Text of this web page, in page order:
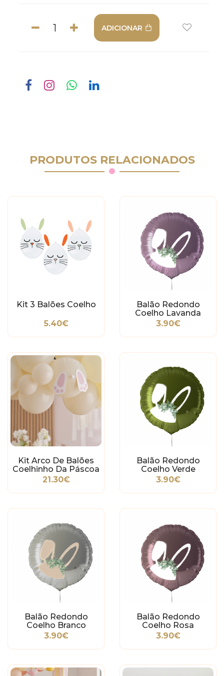
ADICIONAR
PRODUTOS RELACIONADOS
Kit 3 Balões Coelho
5.40€
Balão Redondo
Coelho Lavanda
3.90€
Kit Arco De Balões
Coelhinho Da Páscoa
21.30€
Balão Redondo
Coelho Verde
3.90€
Balão Redondo
Coelho Branco
3.90€
Balão Redondo
Coelho Rosa
3.90€